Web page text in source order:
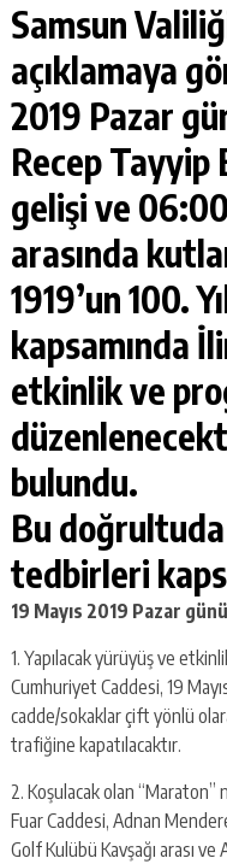
Samsun
açıklamaya
2019 Pazar
Recep Tayyip
gelişi ve
arasında
1919’un 100.
kapsamında
etkinlik ve
bulundu.
Bu
tedbirleri
19 Mayıs 2019 Pazar
1. Yapılacak yürüyüş ve
Cumhuriyet Caddesi, 19
cadde/sokaklar çift yönlü
trafiğine kapatılacaktır.
2. Koşulacak olan
Fuar Caddesi, Adnan
Golf Kulübü Kavşağı arası ve